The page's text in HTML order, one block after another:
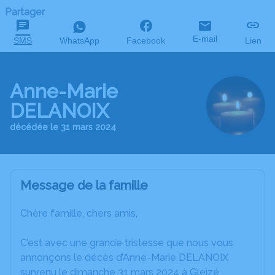
Partager
SMS WhatsApp Facebook E-mail Lien
Anne-Marie
DELANOIX
décédée le 31 mars 2024
Message de la famille
Chère famille, chers amis,
C’est avec une grande tristesse que nous vous
annonçons le décès d’Anne-Marie DELANOIX
survenu le dimanche 31 mars 2024 à Gleizé.